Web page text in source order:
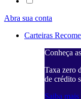
Abra sua conta
Carteiras
Conheça
Taxa zero
de crédito
Saiba mais